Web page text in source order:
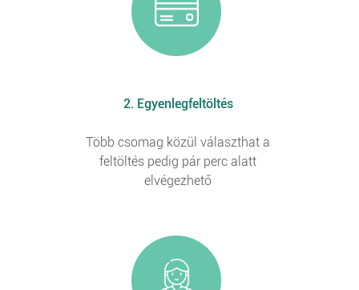
2. Egyenlegfeltöltés
Több csomag közül választhat a
feltöltés pedig pár perc alatt
elvégezhető